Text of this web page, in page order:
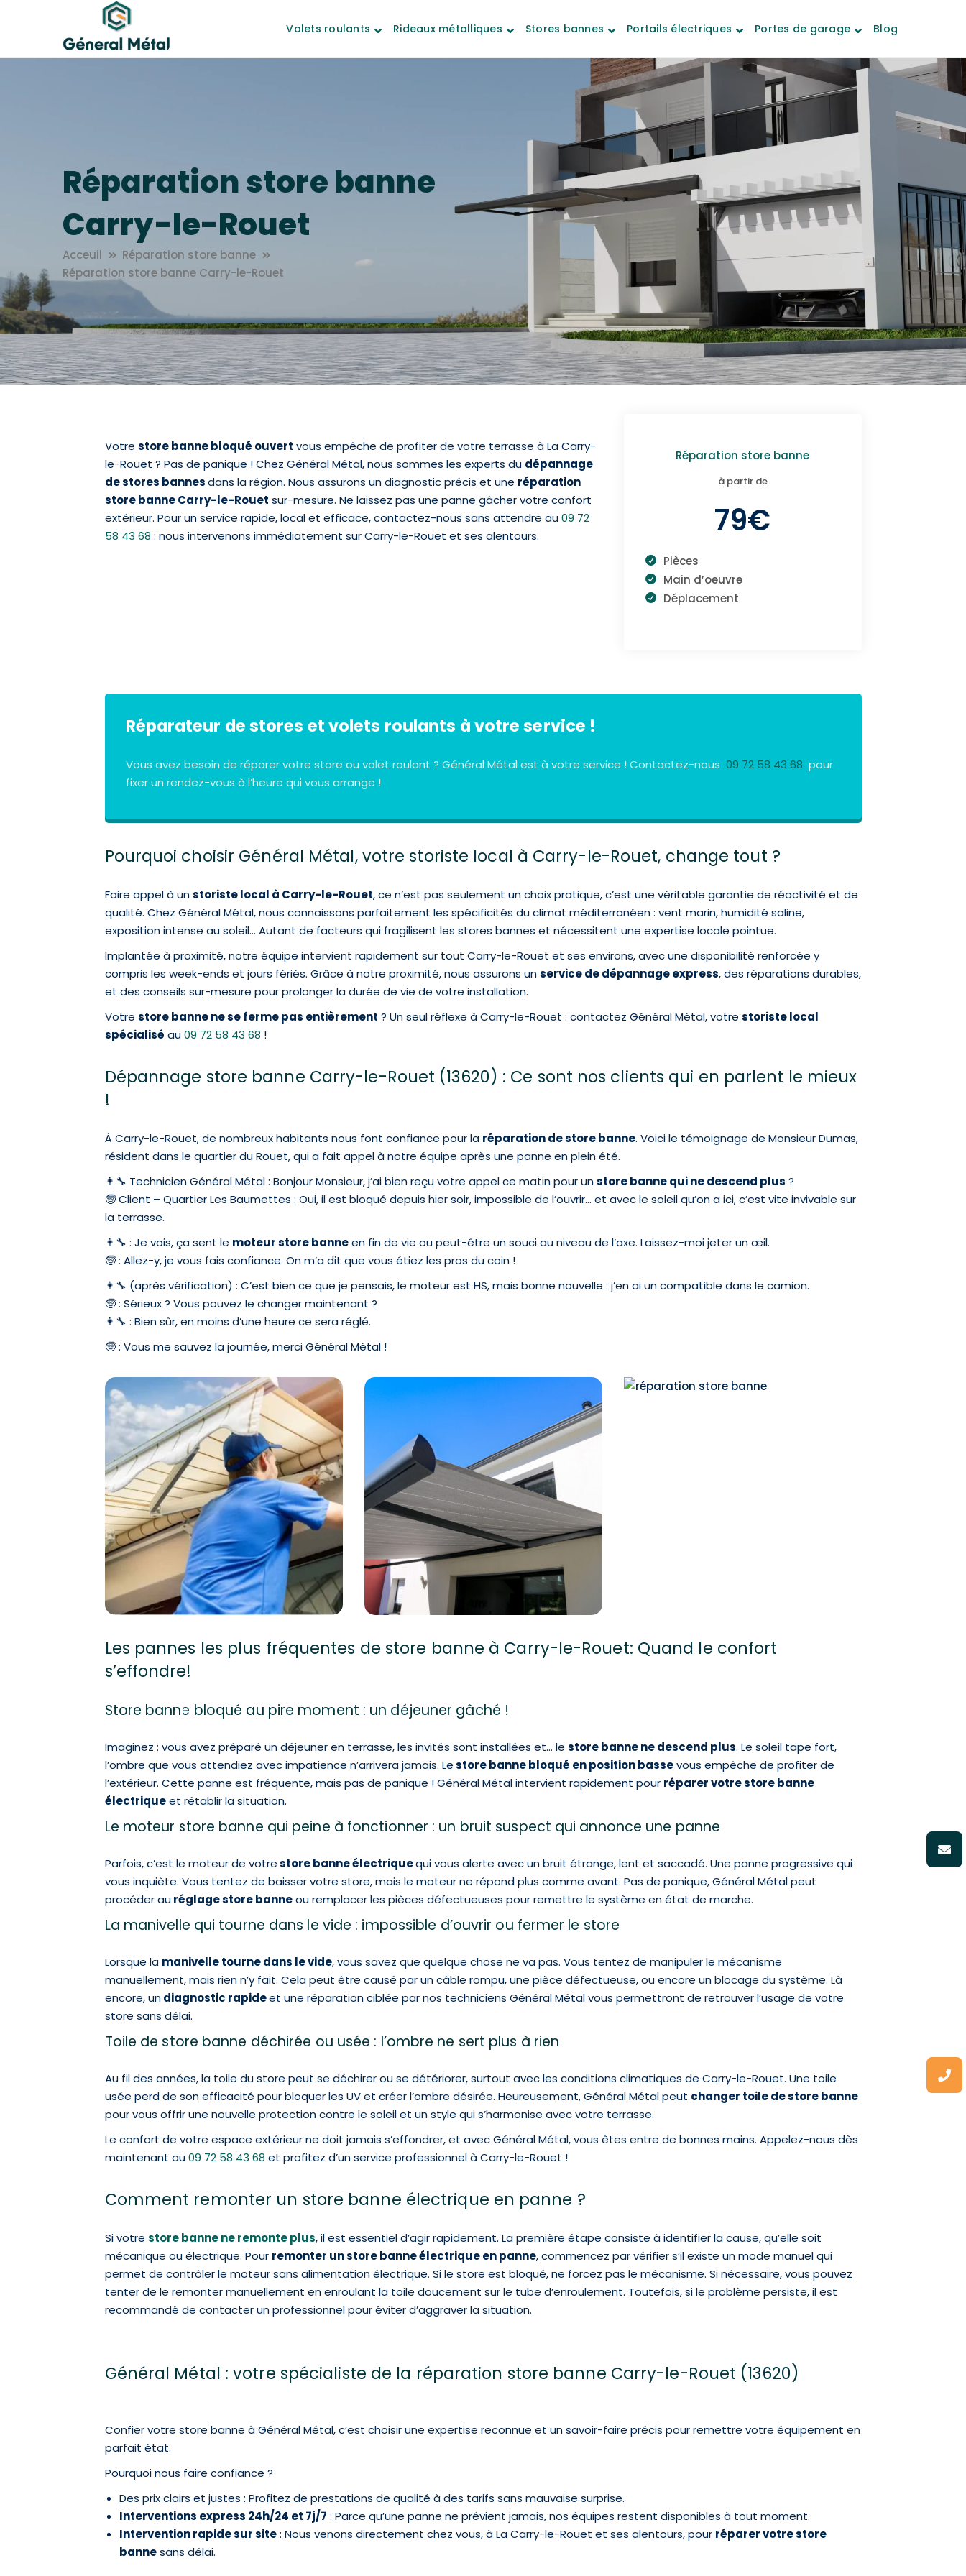
Volets roulants Rideaux métalliques Stores bannes Portails électriques Portes de garage Blog
Réparation store banne
Carry-le-Rouet
Acceuil
Réparation store banne
Réparation store banne Carry-le-Rouet
Votre store banne bloqué ouvert vous empêche de profiter de votre terrasse à La Carry-
le-Rouet ? Pas de panique ! Chez Général Métal, nous sommes les experts du dépannage
de stores bannesdans la région. Nous assurons un diagnostic précis et une réparation
store banne Carry-le-Rouet sur-mesure. Ne laissez pas une panne gâcher votre confort
extérieur. Pour un service rapide, local et efficace, contactez-nous sans attendre au09 72
58 43 68 : nous intervenons immédiatement sur Carry-le-Rouet et ses alentours.
Réparation store banne
à partir de
79€
Pièces
Main d’oeuvre
Déplacement
Réparateur de stores et volets roulants à votre service !
Vous avez besoin de réparer votre store ou volet roulant ? Général Métal est à votre service ! Contactez-nous 09 72 58 43 68 pour
fixer un rendez-vous à l’heure qui vous arrange !
Pourquoi choisir Général Métal, votre storiste local à Carry-le-Rouet, change tout ?
Faire appel à unstoriste local à Carry-le-Rouet, ce n’est pas seulement un choix pratique, c’est une véritable garantie de réactivité et de
qualité. Chez Général Métal, nous connaissons parfaitement les spécificités du climat méditerranéen : vent marin, humidité saline,
exposition intense au soleil… Autant de facteurs qui fragilisent les stores bannes et nécessitent une expertise locale pointue.
Implantée à proximité, notre équipe intervient rapidement sur tout Carry-le-Rouet et ses environs, avec une disponibilité renforcée y
compris les week-ends et jours fériés. Grâce à notre proximité, nous assurons unservice de dépannage express, des réparations durables,
et des conseils sur-mesure pour prolonger la durée de vie de votre installation.
Votre store banne ne se ferme pas entièrement ? Un seul réflexe à Carry-le-Rouet : contactez Général Métal, votre storiste local
spécialisé au09 72 58 43 68 !
Dépannage store banne Carry-le-Rouet (13620) : Ce sont nos clients qui en parlent le mieux
!
À Carry-le-Rouet, de nombreux habitants nous font confiance pour la réparation de store banne. Voici le témoignage de Monsieur Dumas,
résident dans le quartier du Rouet, qui a fait appel à notre équipe après une panne en plein été.
👨‍🔧 Technicien Général Métal : Bonjour Monsieur, j’ai bien reçu votre appel ce matin pour unstore banne qui ne descend plus ?
🧓 Client – Quartier Les Baumettes : Oui, il est bloqué depuis hier soir, impossible de l’ouvrir… et avec le soleil qu’on a ici, c’est vite invivable sur
la terrasse.
👨‍🔧 : Je vois, ça sent le moteur store banneen fin de vie ou peut-être un souci au niveau de l’axe. Laissez-moi jeter un œil.
🧓 : Allez-y, je vous fais confiance. On m’a dit que vous étiez les pros du coin !
👨‍🔧 (après vérification) : C’est bien ce que je pensais, le moteur est HS, mais bonne nouvelle : j’en ai un compatible dans le camion.
🧓 : Sérieux ? Vous pouvez le changer maintenant ?
👨‍🔧 : Bien sûr, en moins d’une heure ce sera réglé.
🧓 : Vous me sauvez la journée, merci Général Métal !
Les pannes les plus fréquentes de store banne à Carry-le-Rouet: Quand le confort
s’effondre!
Store banne bloqué au pire moment : un déjeuner gâché !
Imaginez : vous avez préparé un déjeuner en terrasse, les invités sont installées et… le store banne ne descend plus. Le soleil tape fort,
l’ombre que vous attendiez avec impatience n’arrivera jamais. Lestore banne bloqué en position bassevous empêche de profiter de
l’extérieur. Cette panne est fréquente, mais pas de panique ! Général Métal intervient rapidement pour réparer votre store banne
électriqueet rétablir la situation.
Le moteur store banne qui peine à fonctionner : un bruit suspect qui annonce une panne
Parfois, c’est le moteur de votrestore banne électriquequi vous alerte avec un bruit étrange, lent et saccadé. Une panne progressive qui
vous inquiète. Vous tentez de baisser votre store, mais le moteur ne répond plus comme avant. Pas de panique, Général Métal peut
procéder auréglage store banneou remplacer les pièces défectueuses pour remettre le système en état de marche.
La manivelle qui tourne dans le vide : impossible d’ouvrir ou fermer le store
Lorsque la manivelle tourne dans le vide, vous savez que quelque chose ne va pas. Vous tentez de manipuler le mécanisme
manuellement, mais rien n’y fait. Cela peut être causé par un câble rompu, une pièce défectueuse, ou encore un blocage du système. Là
encore, undiagnostic rapideet une réparation ciblée par nos techniciens Général Métal vous permettront de retrouver l’usage de votre
store sans délai.
Toile de store banne déchirée ou usée : l’ombre ne sert plus à rien
Au fil des années, la toile du store peut se déchirer ou se détériorer, surtout avec les conditions climatiques de Carry-le-Rouet. Une toile
usée perd de son efficacité pour bloquer les UV et créer l’ombre désirée. Heureusement, Général Métal peut changer toile de store banne
pour vous offrir une nouvelle protection contre le soleil et un style qui s’harmonise avec votre terrasse.
Le confort de votre espace extérieur ne doit jamais s’effondrer, et avec Général Métal, vous êtes entre de bonnes mains. Appelez-nous dès
maintenant au09 72 58 43 68 et profitez d’un service professionnel à Carry-le-Rouet !
Comment remonter un store banne électrique en panne ?
Si votre store banne ne remonte plus, il est essentiel d’agir rapidement. La première étape consiste à identifier la cause, qu’elle soit
mécanique ou électrique. Pour remonter un store banne électrique en panne, commencez par vérifier s’il existe un mode manuel qui
permet de contrôler le moteur sans alimentation électrique. Si le store est bloqué, ne forcez pas le mécanisme. Si nécessaire, vous pouvez
tenter de le remonter manuellement en enroulant la toile doucement sur le tube d’enroulement. Toutefois, si le problème persiste, il est
recommandé de contacter un professionnel pour éviter d’aggraver la situation.
Général Métal : votre spécialiste de la réparation store banne Carry-le-Rouet (13620)
Confier votre store banne à Général Métal, c’est choisir une expertise reconnue et un savoir-faire précis pour remettre votre équipement en
parfait état.
Pourquoi nous faire confiance ?
Des prix clairs et justes : Profitez de prestations de qualité à des tarifs sans mauvaise surprise.
Interventions express 24h/24 et 7j/7 : Parce qu’une panne ne prévient jamais, nos équipes restent disponibles à tout moment.
Intervention rapide sur site: Nous venons directement chez vous, à La Carry-le-Rouet et ses alentours, pour réparer votre store
bannesans délai.